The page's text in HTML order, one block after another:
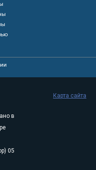
в
05
Карта сайта